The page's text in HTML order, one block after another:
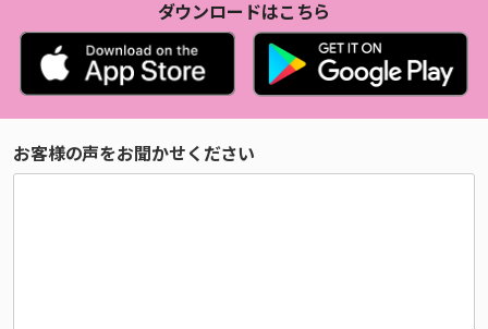
ダウンロードはこちら
お客様の声をお聞かせください